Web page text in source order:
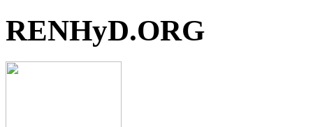
RENHyD.ORG